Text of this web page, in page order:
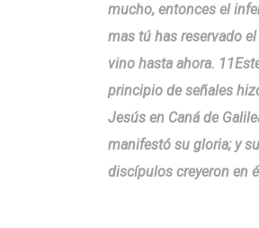
mucho, entonces el
mas tú has reservado
vino hasta ahora.
principio de señales
Jesús en Caná de
manifestó su gloria; y
discípulos creyeron en